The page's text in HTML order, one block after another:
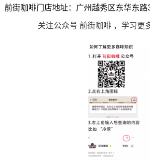
前街咖啡门店地址：广州越秀区东华东路
关注公众号 前街咖啡 ，学习更